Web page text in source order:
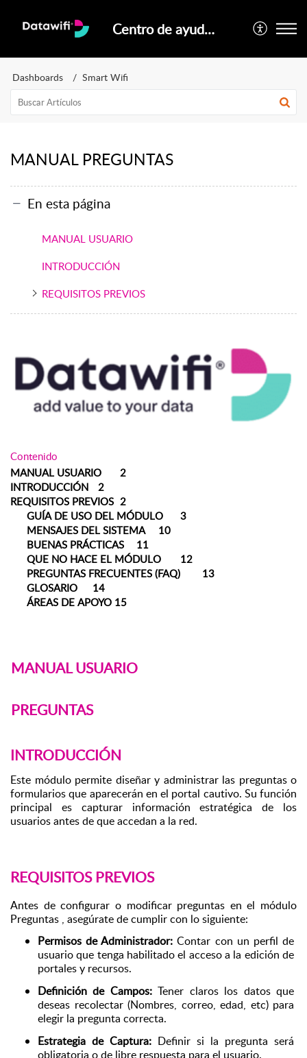
Centro de ayuda oficial Datawifi
Dashboards Smart Wifi
MANUAL PREGUNTAS
En esta página
MANUAL USUARIO
INTRODUCCIÓN
REQUISITOS PREVIOS
Contenido
MANUAL USUARIO
2
INTRODUCCIÓN
2
REQUISITOS PREVIOS 2
GUÍA DE USO DEL MÓDULO
3
MENSAJES DEL SISTEMA
10
BUENAS PRÁCTICAS
11
QUE NO HACE EL MÓDULO
12
PREGUNTAS FRECUENTES (FAQ)
13
GLOSARIO
14
ÁREAS DE APOYO 15
MANUAL USUARIO
PREGUNTAS
INTRODUCCIÓN
Este módulo permite diseñar y administrar las preguntas o
formularios que aparecerán en el portal cautivo. Su función
principal es capturar información estratégica de los
usuarios antes de que accedan a la red.
REQUISITOS PREVIOS
Antes de configurar o modificar preguntas en el módulo
Preguntas , asegúrate de cumplir con lo siguiente:
Permisos de Administrador: Contar con un perfil de
usuario que tenga habilitado el acceso a la edición de
portales y recursos.
Definición de Campos: Tener claros los datos que
deseas recolectar (Nombres, correo, edad, etc) para
elegir la pregunta correcta.
Estrategia de Captura: Definir si la pregunta será
obligatoria o de libre respuesta para el usuario.